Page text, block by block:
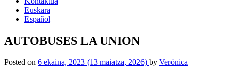
Euskara
Español
AUTOBUSES LA UNION
Posted on 6 ekaina, 2023 (13 maiatza, 2026) by Verónica